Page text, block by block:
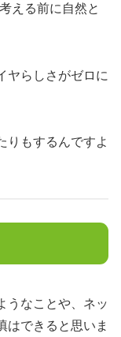
える前に自然と
ヤらしさがゼロに
りもするんですよ
うなことや、ネッ
はできると思いま